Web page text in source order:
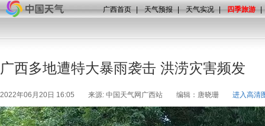
广西首页 | 天气预报 | 天气实况 | 四季旅游 |
广西多地遭特大暴雨袭击 洪涝灾害频发
2022年06月20日 16:05 来源: 中国天气网广西站 编辑：唐晓珊 进入高清